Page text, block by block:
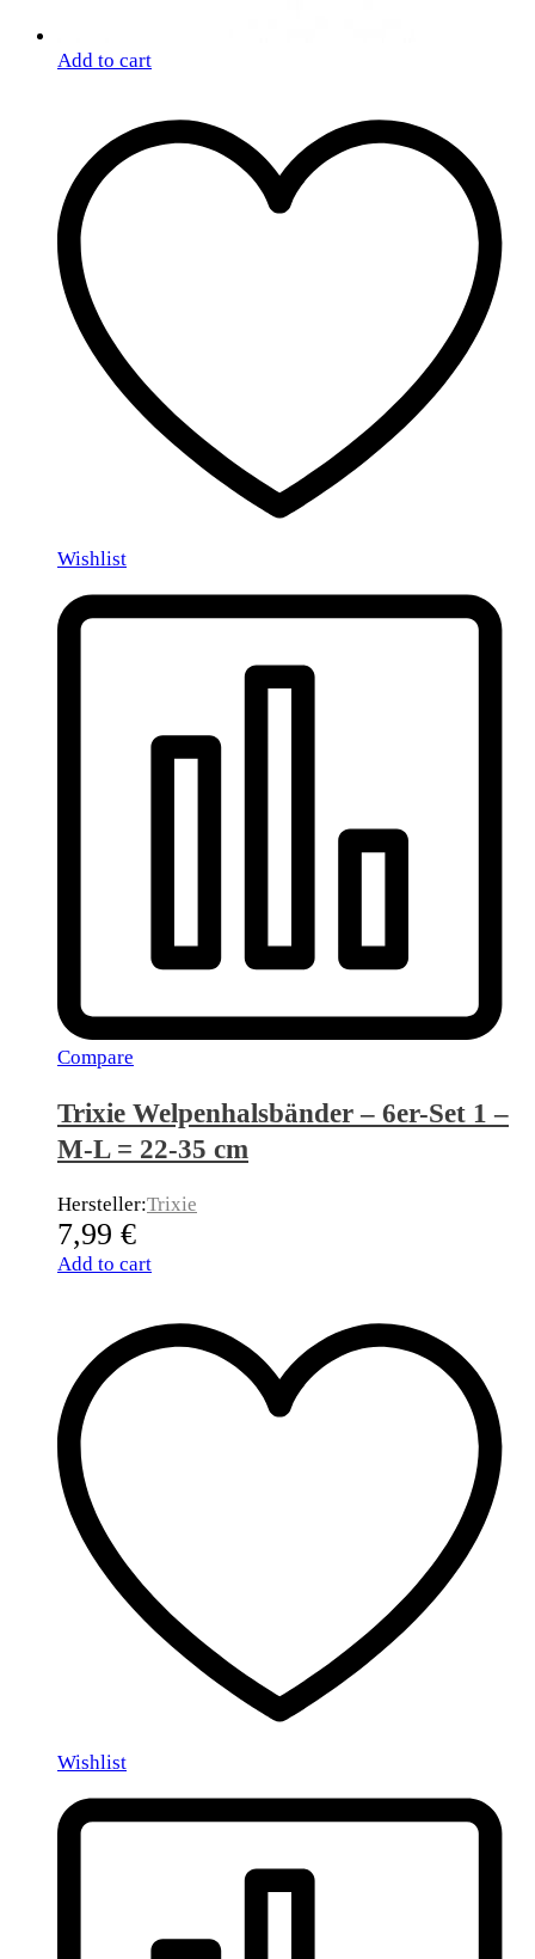
Add to cart
Wishlist
Compare
Trixie Welpenhalsbänder – 6er-Set 1 –
M-L = 22-35 cm
Hersteller:Trixie
7,99 €
Add to cart
Wishlist